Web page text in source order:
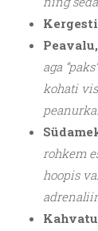
aga
kohati
peanurka.
rohkem
hoopis